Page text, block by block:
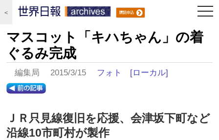
＜
マスコット「キハちゃん」の着
ぐるみ完成
編集局 2015/3/15 フォト [ローカル]
ＪＲ只見線復旧を応援、会津坂下町など
沿線10市町村が製作